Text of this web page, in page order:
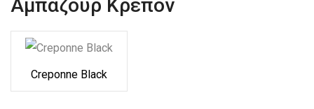
Αμπαζούρ Κρεπόν
Creponne Black